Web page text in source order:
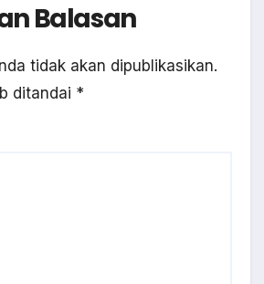
Balasan
tidak akan dipublikasikan.
ditandai *